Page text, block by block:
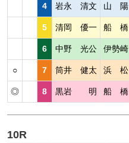
4 岩永 清文 山 陽
5 清岡 優一 船 橋
6 中野 光公 伊勢崎
○ 7 筒井 健太 浜 松
◎ 8 黒岩 明 船 橋
10R